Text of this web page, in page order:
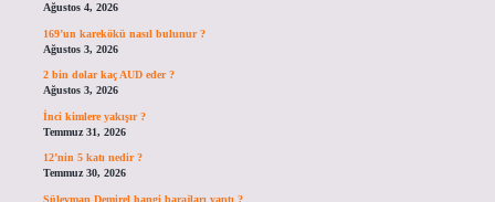
Ağustos 4, 2026
169’un karekökü nasıl bulunur ?
Ağustos 3, 2026
2 bin dolar kaç AUD eder ?
Ağustos 3, 2026
İnci kimlere yakışır ?
Temmuz 31, 2026
12’nin 5 katı nedir ?
Temmuz 30, 2026
Süleyman Demirel hangi barajları yaptı ?